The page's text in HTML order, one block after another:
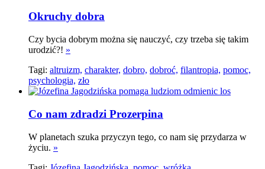
Okruchy dobra
Czy bycia dobrym można się nauczyć, czy trzeba się takim
urodzić?! »
Tagi: altruizm, charakter, dobro, dobroć, filantropia, pomoc,
psychologia, zło
Co nam zdradzi Prozerpina
W planetach szuka przyczyn tego, co nam się przydarza w
życiu. »